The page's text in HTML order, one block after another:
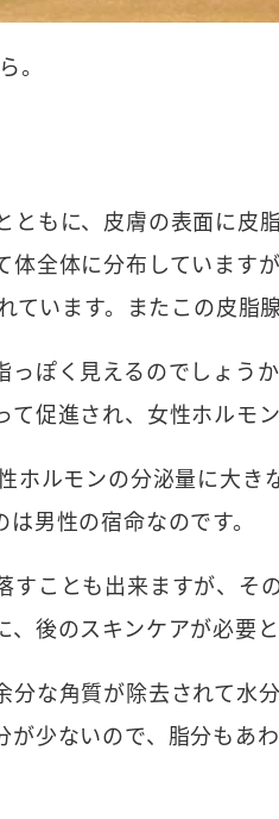
。
もに、皮膚の表面に皮
全体に分布しています
います。またこの皮脂
ぽく見えるのでしょうか
促進され、女性ホルモ
ホルモンの分泌量に大
男性の宿命なのです。
ことも出来ますが、そ
後のスキンケアが必要と
な角質が除去されて水
少ないので、脂分もあ